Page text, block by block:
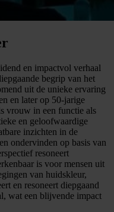
en impactvol verhaal
begrip van het
uit de unieke ervaring
en later op 50-jarige
vrouw in een functie als
en geloofwaardige
inzichten in de
ondervinden op basis van
resoneert
is voor mensen uit
van huidskleur,
en resoneert diepgaand
wat een blijvende impact